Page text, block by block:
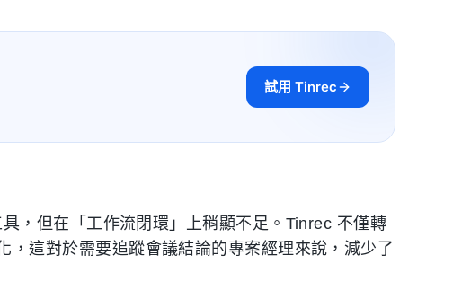
試用 Tinrec
，但在「工作流閉環」上稍顯不足。Tinrec 不僅轉
，這對於需要追蹤會議結論的專案經理來說，減少了